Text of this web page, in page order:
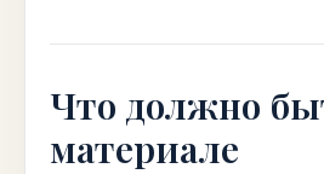
Что должно
материале